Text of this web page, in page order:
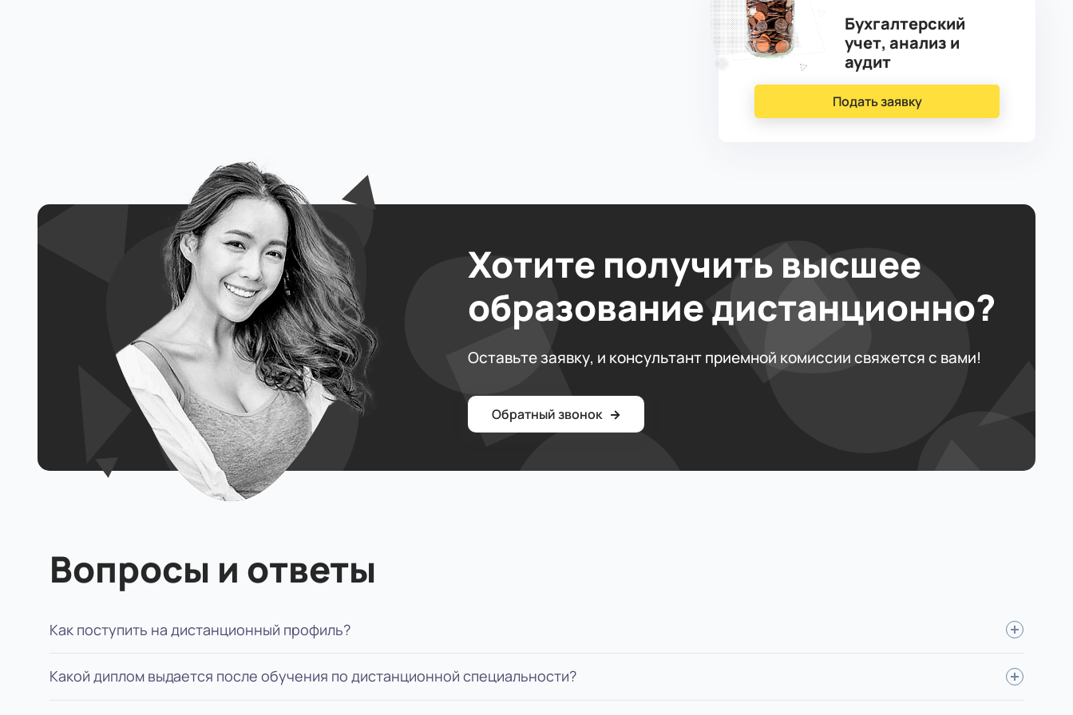
Бухгалтерский
учет, анализ и
аудит
Подать заявку
Хотите получить высшее
образование дистанционно?
Оставьте заявку, и консультант приемной комиссии свяжется с вами!
Обратный звонок
Вопросы и ответы
Как поступить на дистанционный профиль?
Какой диплом выдается после обучения по дистанционной специальности?